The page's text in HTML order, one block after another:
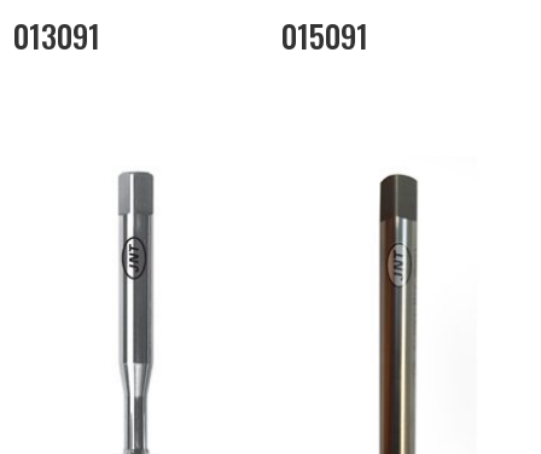
013091 015091